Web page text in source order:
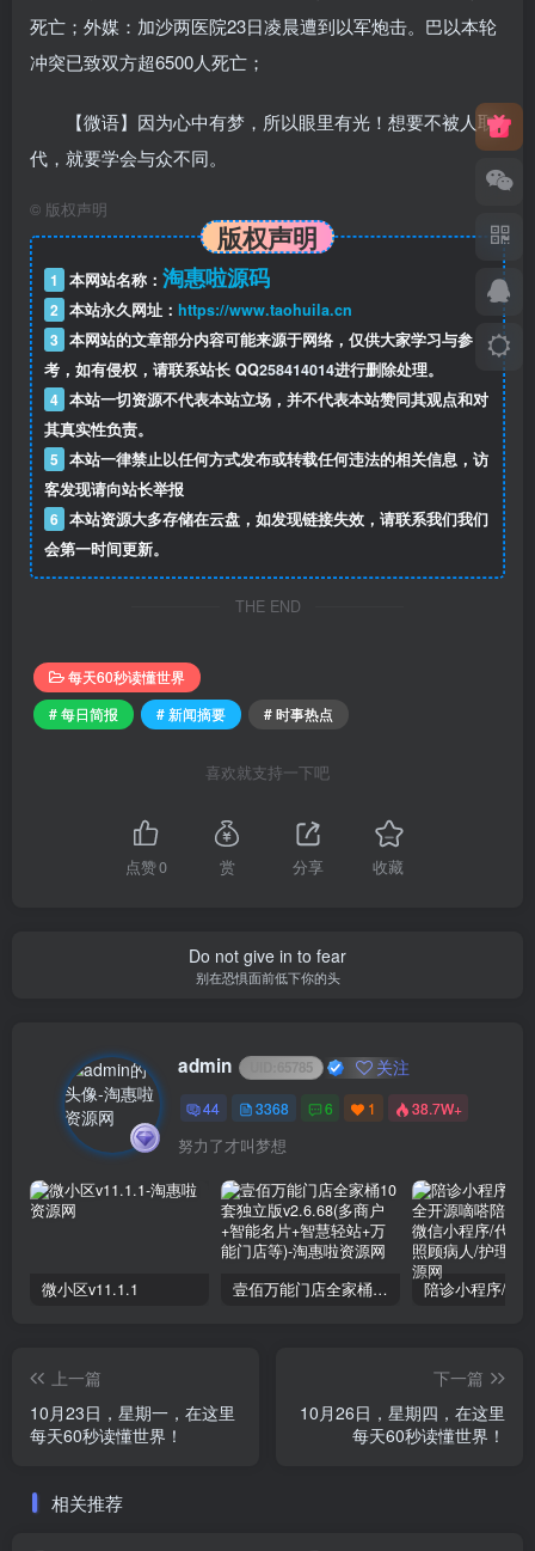
死亡；外媒：加沙两医院23日凌晨遭到以军炮击。巴以本轮
冲突已致双方超6500人死亡；
【微语】因为心中有梦，所以眼里有光！想要不被人取
代，就要学会与众不同。
© 版权声明
版权声明
1 本网站名称： 淘惠啦源码
2 本站永久网址： https://www.taohuila.cn
3 本网站的文章部分内容可能来源于网络，仅供大家学习与参
考，如有侵权，请联系站长 QQ258414014进行删除处理。
4 本站一切资源不代表本站立场，并不代表本站赞同其观点和对
其真实性负责。
5 本站一律禁止以任何方式发布或转载任何违法的相关信息，访
客发现请向站长举报
6 本站资源大多存储在云盘，如发现链接失效，请联系我们我们
会第一时间更新。
THE END
每天60秒读懂世界
# 每日简报
# 新闻摘要 # 时事热点
喜欢就支持一下吧
点赞0 赏 分享 收藏
Do not give in to fear
别在恐惧面前低下你的头
admin 65785 关注
44 3368 6 1 38.7W+
努力了才叫梦想
微小区v11.1.1 壹佰万能门店全家桶10套独立版v2.6.68(​多商户+智能名片+智慧轻站+万能门店等)
上一篇
10月23日，星期一，在这里
每天60秒读懂世界！
下一篇
10月26日，星期四，在这里
每天60秒读懂世界！
相关推荐